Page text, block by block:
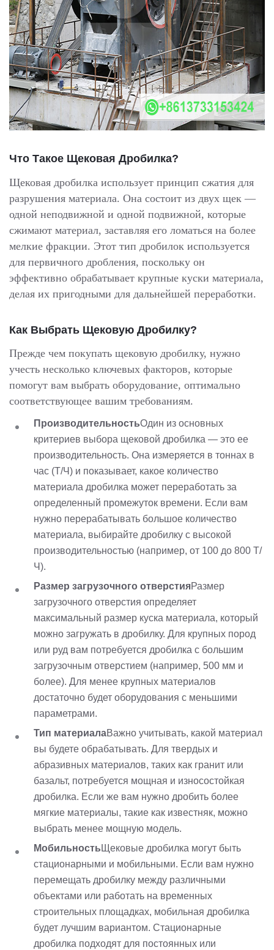
Что Такое Щековая Дробилка?
Щековая дробилка использует принцип сжатия для
разрушения материала. Она состоит из двух щек —
одной неподвижной и одной подвижной, которые
сжимают материал, заставляя его ломаться на более
мелкие фракции. Этот тип дробилок используется
для первичного дробления, поскольку он
эффективно обрабатывает крупные куски материала,
делая их пригодными для дальнейшей переработки.
Как Выбрать Щековую Дробилку?
Прежде чем покупать щековую дробилку, нужно
учесть несколько ключевых факторов, которые
помогут вам выбрать оборудование, оптимально
соответствующее вашим требованиям.
ПроизводительностьОдин из основных
критериев выбора щековой дробилка — это ее
производительность. Она измеряется в тоннах в
час (Т/Ч) и показывает, какое количество
материала дробилка может переработать за
определенный промежуток времени. Если вам
нужно перерабатывать большое количество
материала, выбирайте дробилку с высокой
производительностью (например, от 100 до 800 Т/
Ч).
Размер загрузочного отверстияРазмер
загрузочного отверстия определяет
максимальный размер куска материала, который
можно загружать в дробилку. Для крупных пород
или руд вам потребуется дробилка с большим
загрузочным отверстием (например, 500 мм и
более). Для менее крупных материалов
достаточно будет оборудования с меньшими
параметрами.
Тип материалаВажно учитывать, какой материал
вы будете обрабатывать. Для твердых и
абразивных материалов, таких как гранит или
базальт, потребуется мощная и износостойкая
дробилка. Если же вам нужно дробить более
мягкие материалы, такие как известняк, можно
выбрать менее мощную модель.
Мобильность Щековые дробилка могут быть
стационарными и мобильными. Если вам нужно
перемещать дробилку между различными
объектами или работать на временных
строительных площадках, мобильная дробилка
будет лучшим вариантом. Стационарные
дробилка подходят для постоянных или